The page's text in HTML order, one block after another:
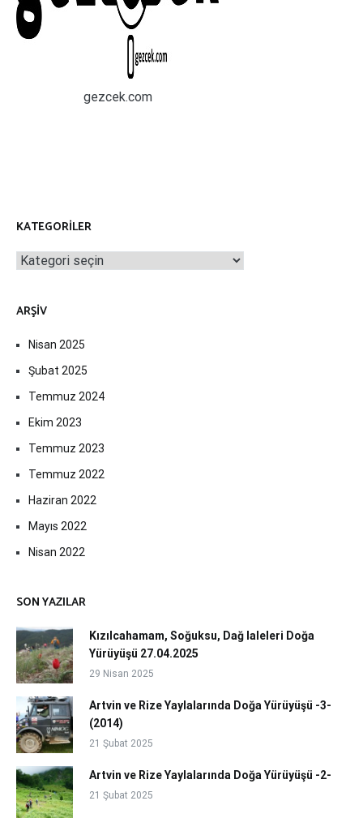
gezcek.com
KATEGORILER
Kategoriler
ARŞIV
Nisan 2025
Şubat 2025
Temmuz 2024
Ekim 2023
Temmuz 2023
Temmuz 2022
Haziran 2022
Mayıs 2022
Nisan 2022
SON YAZILAR
Kızılcahamam, Soğuksu, Dağ laleleri Doğa
Yürüyüşü 27.04.2025
29 Nisan 2025
Artvin ve Rize Yaylalarında Doğa Yürüyüşü -3-
(2014)
21 Şubat 2025
Artvin ve Rize Yaylalarında Doğa Yürüyüşü -2-
21 Şubat 2025